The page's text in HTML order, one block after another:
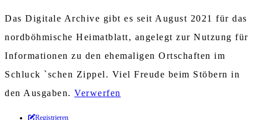
Das Digitale Archive gibt es seit August 2021 für das
nordböhmische Heimatblatt, angelegt zur Nutzung für
Informationen zu den ehemaligen Ortschaften im
Schluck `schen Zippel. Viel Freude beim Stöbern in
den Ausgaben. Verwerfen
Zum
Registrieren